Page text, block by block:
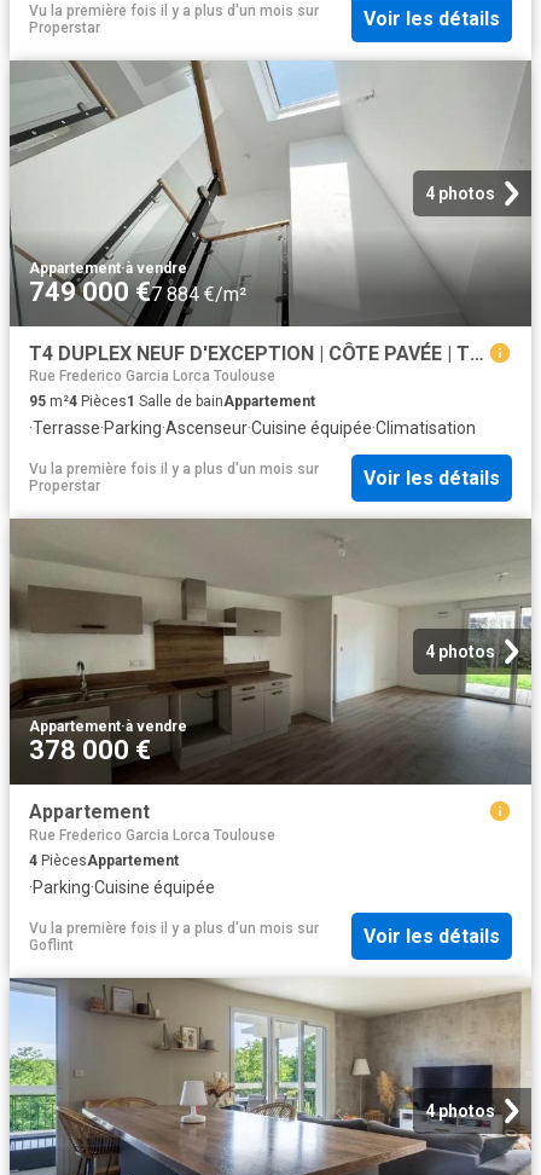
Vu la première fois il y a plus d'un mois sur
Properstar
Voir les détails
4 photos
Appartement·à vendre
749 000 €7 884 €/m²
T4 DUPLEX NEUF D'EXCEPTION | CÔTE PAVÉE | TERRASSE PANORAMIQUE
Rue Frederico Garcia Lorca Toulouse
95 m²4 Pièces1 Salle de bainAppartement
·Terrasse·Parking·Ascenseur·Cuisine équipée·Climatisation
Vu la première fois il y a plus d'un mois sur
Properstar
Voir les détails
4 photos
Appartement·à vendre
378 000 €
Appartement
Rue Frederico Garcia Lorca Toulouse
4 PiècesAppartement
·Parking·Cuisine équipée
Vu la première fois il y a plus d'un mois sur
Goflint
Voir les détails
4 photos